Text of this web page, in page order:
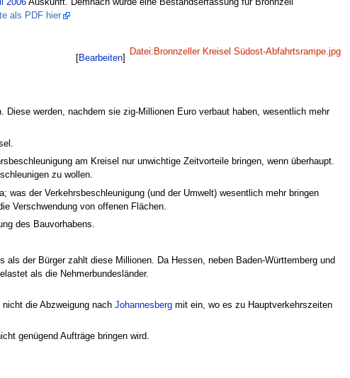
2006Auskunft. Demnach wurde eine Bestandserfassung für Bronnzell
als PDF hier
Datei:Bronnzeller Kreisel Südost-Abfahrtsrampe.jpg
[Bearbeiten]
werden, nachdem sie zig-Millionen Euro verbaut haben, wesentlich mehr
am Kreisel nur unwichtige Zeitvorteile bringen, wenn überhaupt.
zu wollen.
der Verkehrsbeschleunigung (und der Umwelt) wesentlich mehr bringen
Verschwendung von offenen Flächen.
des Bauvorhabens.
der Bürger zahlt diese Millionen. Da Hessen, neben Baden-Württemberg und
als die Nehmerbundesländer.
die Abzweigung nach Johannesbergmit ein, wo es zu Hauptverkehrszeiten
genügend Aufträge bringen wird.